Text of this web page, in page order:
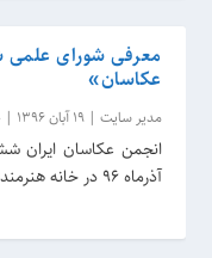
عکاسان»
مدیر سایت |19 آبان 1396 |
آذرماه ۹۶ در خانه هنرمندان ایران برگزار می‌کند.